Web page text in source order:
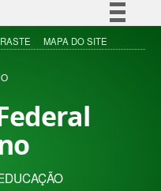
Simplifique!
Acesso à informação
MAPA DO SITE